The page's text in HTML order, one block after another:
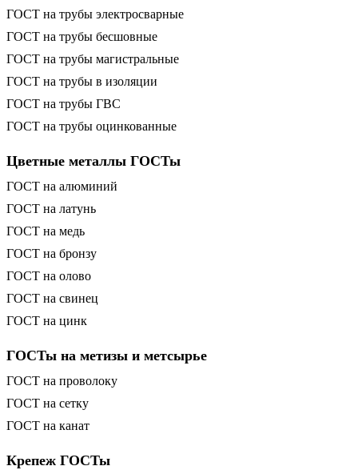
ГОСТ на трубы электросварные
ГОСТ на трубы бесшовные
ГОСТ на трубы магистральные
ГОСТ на трубы в изоляции
ГОСТ на трубы ГВС
ГОСТ на трубы оцинкованные
Цветные металлы ГОСТы
ГОСТ на алюминий
ГОСТ на латунь
ГОСТ на медь
ГОСТ на бронзу
ГОСТ на олово
ГОСТ на свинец
ГОСТ на цинк
ГОСТы на метизы и метсырье
ГОСТ на проволоку
ГОСТ на сетку
ГОСТ на канат
Крепеж ГОСТы